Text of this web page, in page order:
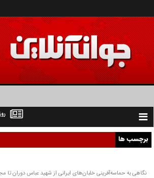
Toggle
navigation
برچسب ها
نگاهی به حماسه‌آفرینی خلبان‌های ایرانی از شهید عباس دوران تا